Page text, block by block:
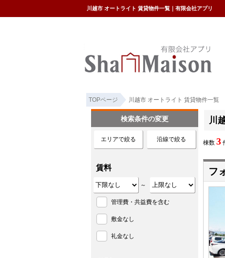
川越市 オートライト 賃貸物件一覧｜有限会社アプリ
TOPページ 川越市 オートライト 賃貸物件一覧
川
棟数 3
フ
検索条件の変更
エリアで絞る 沿線で絞る
賃料
～
管理費・共益費を含む
敷金なし
礼金なし